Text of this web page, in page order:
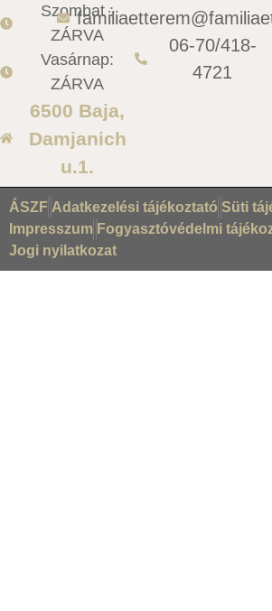
Szombat :
ZÁRVA
Vasárnap:
ZÁRVA
6500 Baja,
Damjanich
u.1.
06-70/418-
4721
ÁSZF Adatkezelési tájékoztató Süti
Impresszum Fogyasztóvédelmi
Jogi nyilatkozat